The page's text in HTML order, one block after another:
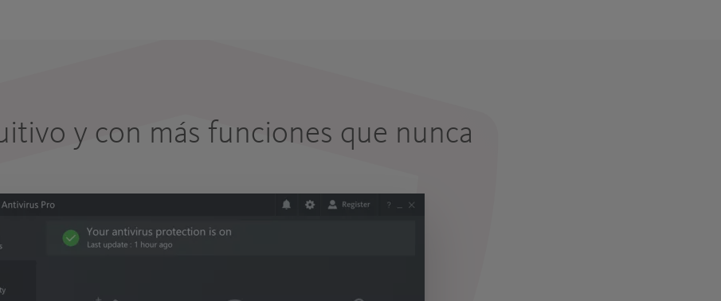
y con más funciones que nunca